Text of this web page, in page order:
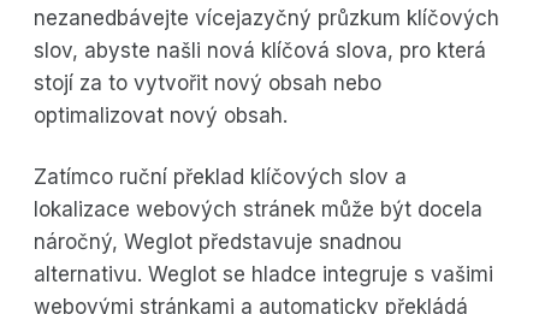
nezanedbávejte vícejazyčný průzkum klíčových
slov, abyste našli nová klíčová slova, pro která
stojí za to vytvořit nový obsah nebo
optimalizovat nový obsah.
Zatímco ruční překlad klíčových slov a
lokalizace webových stránek může být docela
náročný, Weglot představuje snadnou
alternativu. Weglot se hladce integruje s vašimi
webovými stránkami a automaticky překládá